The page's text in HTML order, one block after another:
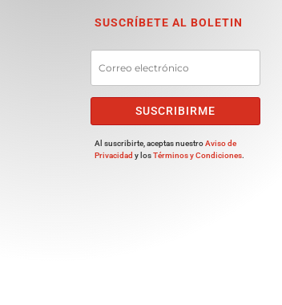
SUSCRÍBETE AL BOLETIN
SUSCRIBIRME
Al suscribirte, aceptas nuestroAviso de
Privacidad y losTérminos y Condiciones.